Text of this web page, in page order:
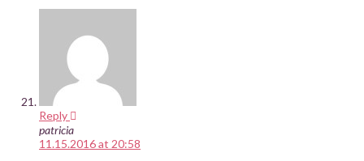
Reply
patricia
11.15.2016 at 20:58